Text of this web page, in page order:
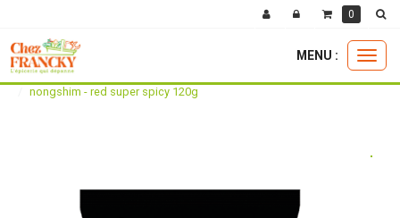
MENU :
la boutique
nongshim - red super spicy 120g
0